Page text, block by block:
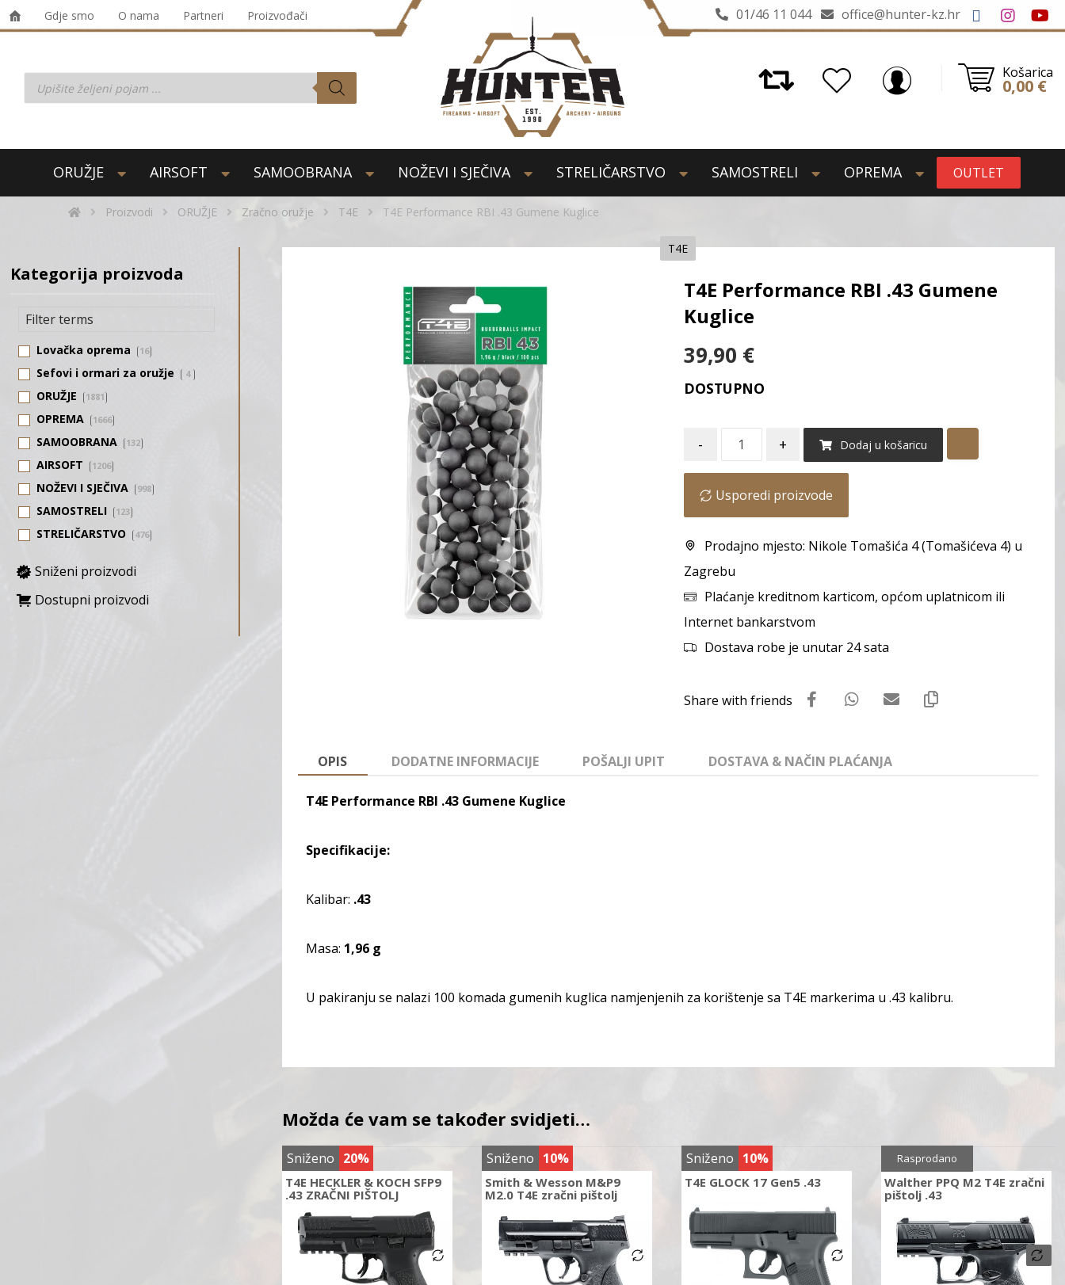
Gdje smo O nama Partneri Proizvođači office@hunter-kz.hr
01/46 11 044
Košarica
0,00 €
ORUŽJE AIRSOFT SAMOOBRANA NOŽEVI I SJEČIVA STRELIČARSTVO SAMOSTRELI OPREMA OUTLET
Proizvodi ORUŽJE Zračno oružje T4E T4E Performance RBI .43 Gumene Kuglice
T4E
T4E Performance RBI .43 Gumene
Kuglice
39,90 €
DOSTUPNO
- + Dodaj u košaricu
Usporedi proizvode
Prodajno mjesto: Nikole Tomašića 4 (Tomašićeva 4) u
Zagrebu
Plaćanje kreditnom karticom, općom uplatnicom ili
Internet bankarstvom
Dostava robe je unutar 24 sata
OPIS DODATNE INFORMACIJE POŠALJI UPIT DOSTAVA & NAČIN PLAĆANJA
T4E Performance RBI .43 Gumene Kuglice
Specifikacije:
Kalibar: .43
Masa: 1,96 g
U pakiranju se nalazi 100 komada gumenih kuglica namjenjenih za korištenje sa T4E markerima u .43 kalibru.
Možda će vam se također svidjeti…
Sniženo 20%
T4E HECKLER & KOCH SFP9
.43 ZRAČNI PIŠTOLJ
Sniženo 10%
Smith & Wesson M&P9
M2.0 T4E zračni pištolj
Sniženo 10%
T4E GLOCK 17 Gen5 .43
Sniženo 5%
Walther PPQ M2 T4E zračni
pištolj .43
Rasprodano
Kategorija proizvoda
Lovačka oprema 16
Sefovi i ormari za oružje 4
ORUŽJE 1881
OPREMA 1666
SAMOOBRANA 132
AIRSOFT 1206
NOŽEVI I SJEČIVA 998
SAMOSTRELI 123
STRELIČARSTVO 476
Sniženi proizvodi
Dostupni proizvodi